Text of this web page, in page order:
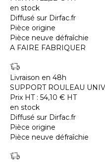
en stock
Diffusé sur Dirfac.fr
Pièce origine
Pièce neuve défraîchie
A FAIRE FABRIQUER
Livraison en 48h
SUPPORT ROULEAU
Prix HT : 54,10 € HT
en stock
Diffusé sur Dirfac.fr
Pièce origine
Pièce neuve défraîchie